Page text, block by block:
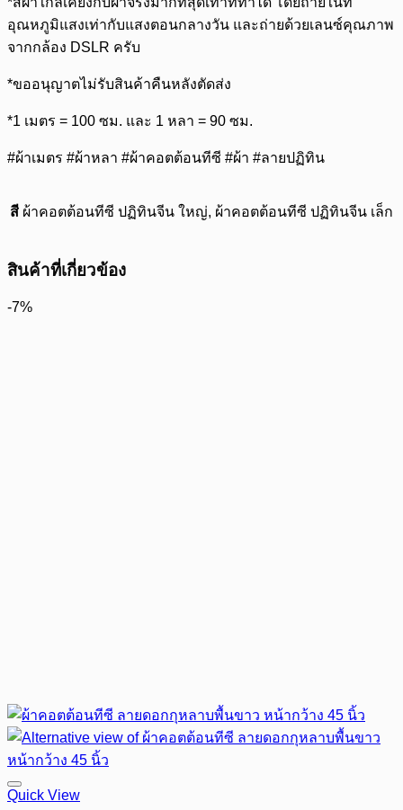
อุณหภูมิแสงเท่ากับแสงตอนกลางวัน และถ่ายด้วยเลนซ์คุณภาพ
จากกล้อง DSLR ครับ
*ขออนุญาตไม่รับสินค้าคืนหลังตัดส่ง
*1 เมตร = 100 ซม. และ 1 หลา = 90 ซม.
#ผ้าเมตร #ผ้าหลา #ผ้าคอตต้อนทีซี #ผ้า #ลายปฏิทิน
สี ผ้าคอตต้อนทีซี ปฏิทินจีน ใหญ่, ผ้าคอตต้อนทีซี ปฏิทินจีน เล็ก
สินค้าที่เกี่ยวข้อง
-7%
Quick View